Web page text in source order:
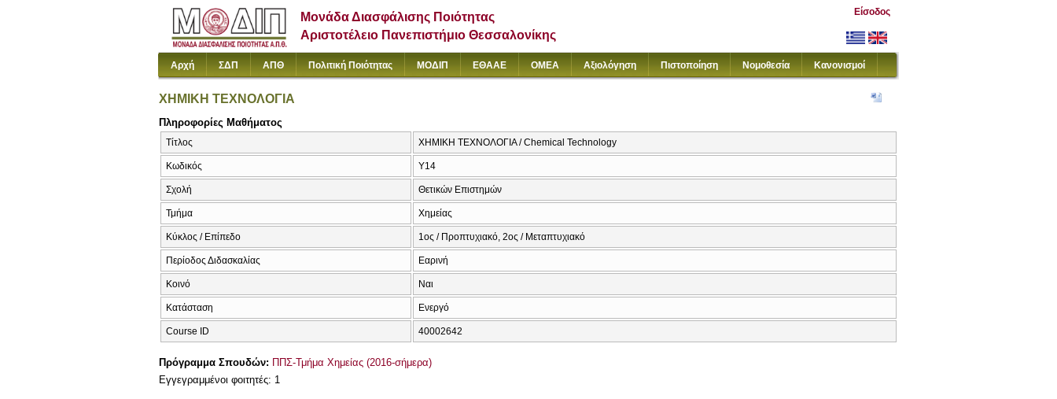
Μονάδα Διασφάλισης Ποιότητας
Αριστοτέλειο Πανεπιστήμιο Θεσσαλονίκης
Είσοδος
Αρχή ΣΔΠ ΑΠΘ Πολιτική Ποιότητας ΜΟΔΙΠ ΕΘΑΑΕ ΟΜΕΑ Αξιολόγηση Πιστοποίηση Νομοθεσία Κανονισμοί
ΧΗΜΙΚΗ ΤΕΧΝΟΛΟΓΙΑ
Πληροφορίες Μαθήματος
Τίτλος ΧΗΜΙΚΗ ΤΕΧΝΟΛΟΓΙΑ / Chemical Technology
Κωδικός Υ14
Σχολή Θετικών Επιστημών
Τμήμα Χημείας
Κύκλος / Επίπεδο 1ος / Προπτυχιακό, 2ος / Μεταπτυχιακό
Περίοδος Διδασκαλίας Εαρινή
Κοινό Ναι
Κατάσταση Ενεργό
Course ID 40002642
Πρόγραμμα Σπουδών: ΠΠΣ-Τμήμα Χημείας (2016-σήμερα)
Εγγεγραμμένοι φοιτητές: 1